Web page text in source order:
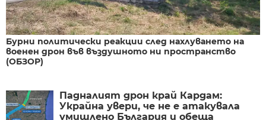
Бурни политически реакции след нахлуването на
военен дрон във въздушното ни пространство
(ОБЗОР)
Падналият дрон край Кардам:
Украйна увери, че не е атакувала
умишлено България и обеща